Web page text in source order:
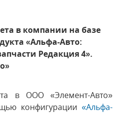
в компании на базе
«Альфа-Авто:
Редакция 4».
в ООО «Элемент-Авто»
конфигурации «Альфа-